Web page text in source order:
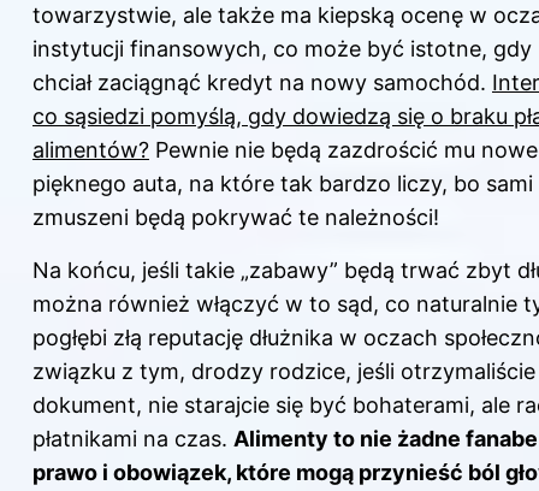
towarzystwie, ale także ma kiepską ocenę w
instytucji finansowych, co może być istotne, gdy
chciał zaciągnąć kredyt na nowy samochód.
co sąsiedzi pomyślą, gdy dowiedzą się o braku
alimentów? Pewnie nie będą zazdrościć mu
pięknego auta, na które tak bardzo liczy, bo sami
zmuszeni będą pokrywać te należności!
Na końcu, jeśli takie „zabawy” będą trwać zbyt
można również włączyć w to sąd, co naturalnie
pogłębi złą reputację dłużnika w oczach
związku z tym, drodzy rodzice, jeśli
dokument, nie starajcie się być bohaterami, ale
płatnikami na czas. Alimenty to nie żadne
prawo i obowiązek, które mogą przynieść ból